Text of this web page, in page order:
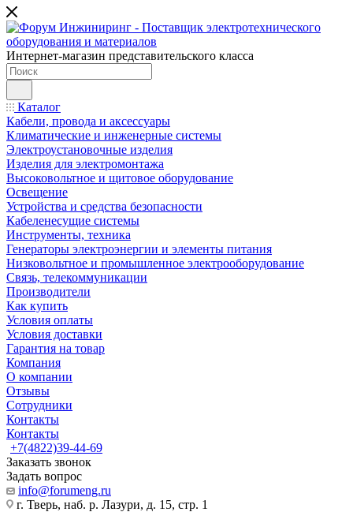
Интернет-магазин представительского класса
Каталог
Кабели, провода и аксессуары
Климатические и инженерные системы
Электроустановочные изделия
Изделия для электромонтажа
Высоковольтное и щитовое оборудование
Освещение
Устройства и средства безопасности
Кабеленесущие системы
Инструменты, техника
Генераторы электроэнергии и элементы питания
Низковольтное и промышленное электрооборудование
Связь, телекоммуникации
Производители
Как купить
Условия оплаты
Условия доставки
Гарантия на товар
Компания
О компании
Отзывы
Сотрудники
Контакты
Контакты
+7(4822)39-44-69
Заказать звонок
Задать вопрос
info@forumeng.ru
г. Тверь, наб. р. Лазури, д. 15, стр. 1